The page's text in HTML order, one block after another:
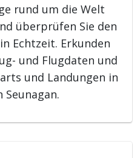
rund um die Welt
überprüfen Sie den
Echtzeit. Erkunden
und Flugdaten und
und Landungen in
Seunagan.